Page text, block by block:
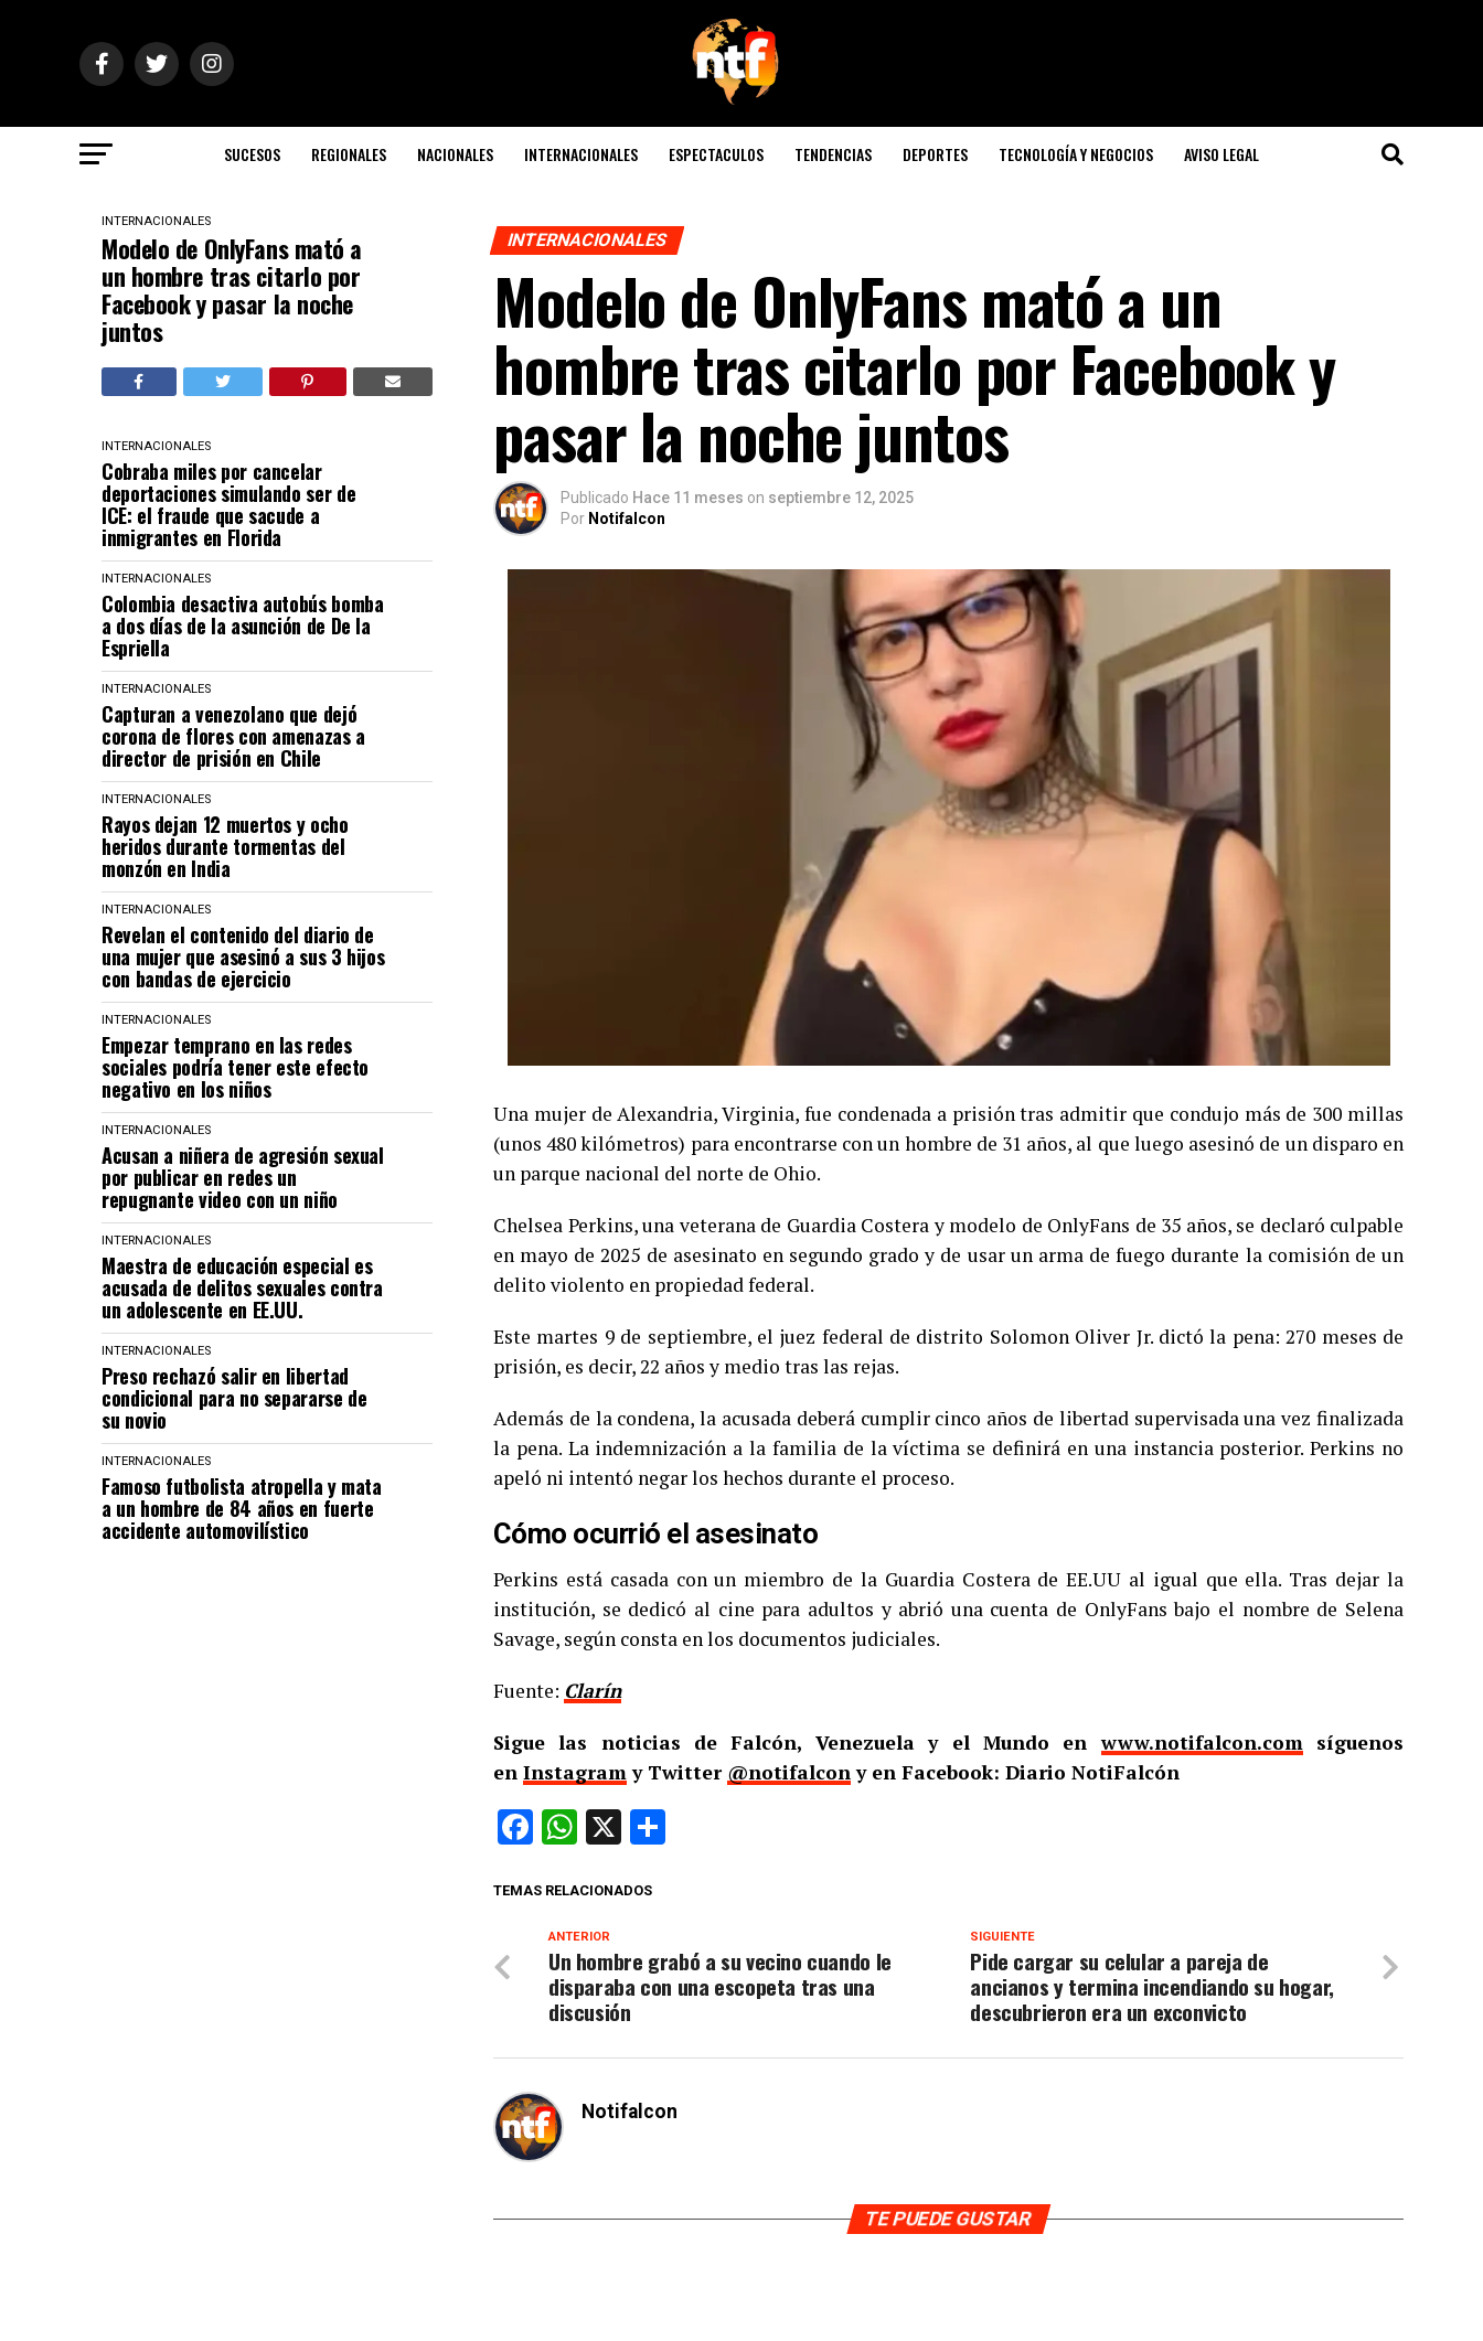
SUCESOS REGIONALES NACIONALES INTERNACIONALES ESPECTACULOS TENDENCIAS DEPORTES TECNOLOGÍA Y NEGOCIOS AVISO LEGAL
INTERNACIONALES
Modelo de OnlyFans mató a
un hombre tras citarlo por
Facebook y pasar la noche
juntos
INTERNACIONALES
Cobraba miles por cancelar
deportaciones simulando ser de
ICE: el fraude que sacude a
inmigrantes en Florida
INTERNACIONALES
Colombia desactiva autobús bomba
a dos días de la asunción de De la
Espriella
INTERNACIONALES
Capturan a venezolano que dejó
corona de flores con amenazas a
director de prisión en Chile
INTERNACIONALES
Rayos dejan 12 muertos y ocho
heridos durante tormentas del
monzón en India
INTERNACIONALES
Revelan el contenido del diario de
una mujer que asesinó a sus 3 hijos
con bandas de ejercicio
INTERNACIONALES
Empezar temprano en las redes
sociales podría tener este efecto
negativo en los niños
INTERNACIONALES
Acusan a niñera de agresión sexual
por publicar en redes un
repugnante video con un niño
INTERNACIONALES
Maestra de educación especial es
acusada de delitos sexuales contra
un adolescente en EE.UU.
INTERNACIONALES
Preso rechazó salir en libertad
condicional para no separarse de
su novio
INTERNACIONALES
Famoso futbolista atropella y mata
a un hombre de 84 años en fuerte
accidente automovilístico
INTERNACIONALES
Modelo de OnlyFans mató a un
hombre tras citarlo por Facebook y
pasar la noche juntos
Publicado Hace 11 meses on septiembre 12, 2025
Por Notifalcon
Una mujer de Alexandria, Virginia, fue condenada a prisión tras admitir que condujo más de 300 millas
(unos 480 kilómetros) para encontrarse con un hombre de 31 años, al que luego asesinó de un disparo en
un parque nacional del norte de Ohio.
Chelsea Perkins, una veterana de Guardia Costera y modelo de OnlyFans de 35 años, se declaró culpable
en mayo de 2025 de asesinato en segundo grado y de usar un arma de fuego durante la comisión de un
delito violento en propiedad federal.
Este martes 9 de septiembre, el juez federal de distrito Solomon Oliver Jr. dictó la pena: 270 meses de
prisión, es decir, 22 años y medio tras las rejas.
Además de la condena, la acusada deberá cumplir cinco años de libertad supervisada una vez finalizada
la pena. La indemnización a la familia de la víctima se definirá en una instancia posterior. Perkins no
apeló ni intentó negar los hechos durante el proceso.
Cómo ocurrió el asesinato
Perkins está casada con un miembro de la Guardia Costera de EE.UU al igual que ella. Tras dejar la
institución, se dedicó al cine para adultos y abrió una cuenta de OnlyFans bajo el nombre de Selena
Savage, según consta en los documentos judiciales.
Fuente: Clarín
Sigue las noticias de Falcón, Venezuela y el Mundo enwww.notifalcon.comsíguenos
en Instagramy Twitter @notifalcony en Facebook: Diario NotiFalcón
Facebook
WhatsApp
X
TEMAS RELACIONADOS
SIGUIENTE
Pide cargar su celular a pareja de
ancianos y termina incendiando su hogar,
descubrieron era un exconvicto
ANTERIOR
Un hombre grabó a su vecino cuando le
disparaba con una escopeta tras una
discusión
Notifalcon
TE PUEDE GUSTAR